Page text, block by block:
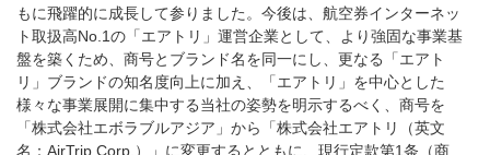
もに飛躍的に成長して参りました。今後は、航空券インターネッ
ト取扱高No.1の「エアトリ」運営企業として、より強固な事業基
盤を築くため、商号とブランド名を同一にし、更なる「エアト
リ」ブランドの知名度向上に加え、「エアトリ」を中心とした
様々な事業展開に集中する当社の姿勢を明示するべく、商号を
「株式会社エボラブルアジア」から「株式会社エアトリ（英文
名：AirTrip Corp.）」に変更するとともに、現行定款第1条（商